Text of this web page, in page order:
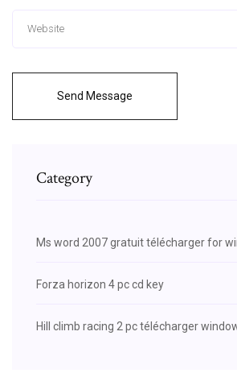
Send Message
Category
Ms word 2007 gratuit télécharger for
Forza horizon 4 pc cd key
Hill climb racing 2 pc télécharger